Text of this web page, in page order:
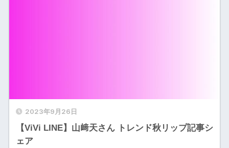
2023年9月26日
【ViVi LINE】山﨑天さん トレンド秋リップ記事シ
ェア